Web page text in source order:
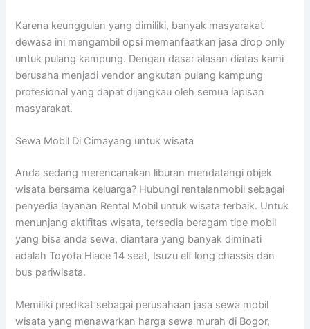
Karena keunggulan yang dimiliki, banyak masyarakat
dewasa ini mengambil opsi memanfaatkan jasa drop only
untuk pulang kampung. Dengan dasar alasan diatas kami
berusaha menjadi vendor angkutan pulang kampung
profesional yang dapat dijangkau oleh semua lapisan
masyarakat.
Sewa Mobil Di Cimayang untuk wisata
Anda sedang merencanakan liburan mendatangi objek
wisata bersama keluarga? Hubungi rentalanmobil sebagai
penyedia layanan Rental Mobil untuk wisata terbaik. Untuk
menunjang aktifitas wisata, tersedia beragam tipe mobil
yang bisa anda sewa, diantara yang banyak diminati
adalah Toyota Hiace 14 seat, Isuzu elf long chassis dan
bus pariwisata.
Memiliki predikat sebagai perusahaan jasa sewa mobil
wisata yang menawarkan harga sewa murah di Bogor,